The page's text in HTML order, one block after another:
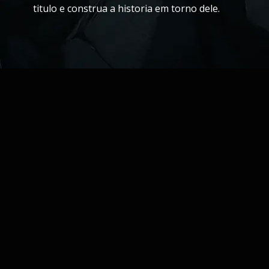
titulo e construa a historia em torno dele.